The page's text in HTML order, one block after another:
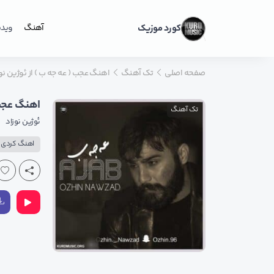
کورد موزیک آهنگ
صفحه اصلی تک آهنگ اهنگ عجب ( عه جه ب ) از ئوژین
تک آهنگ اهنگ
ئوژین نوزاد
اهنگ کردی